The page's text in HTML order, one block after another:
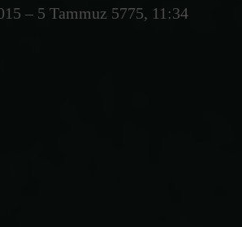
– 5 Tammuz 5775, 11:34